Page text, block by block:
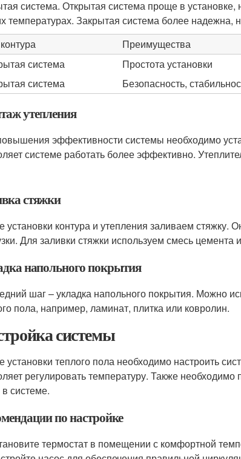
система. Открытая система проще в
температурах. Закрытая система более надежна,
Преимущества
система
Простота установки
система
Безопасность,
утепления
эффективности системы необходимо
системе работать более эффективно.
стяжки
установки контура и утепления заливаем
Для заливки стяжки используем смесь цемента
напольного покрытия
шаг – укладка напольного покрытия. Можно
пола, например, ламинат, плитка или ковролин.
системы
установки теплого пола необходимо настроить
регулировать температуру. Также
системе.
по настройке
термостат в помещении с комфортной